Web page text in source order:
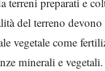
del terreno devono
vegetale come
minerali e vegetali.